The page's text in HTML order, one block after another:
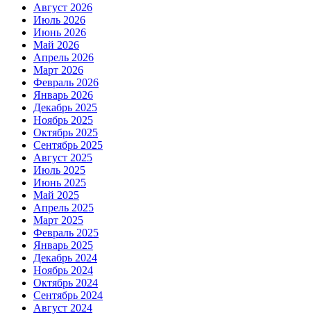
Август 2026
Июль 2026
Июнь 2026
Май 2026
Апрель 2026
Март 2026
Февраль 2026
Январь 2026
Декабрь 2025
Ноябрь 2025
Октябрь 2025
Сентябрь 2025
Август 2025
Июль 2025
Июнь 2025
Май 2025
Апрель 2025
Март 2025
Февраль 2025
Январь 2025
Декабрь 2024
Ноябрь 2024
Октябрь 2024
Сентябрь 2024
Август 2024